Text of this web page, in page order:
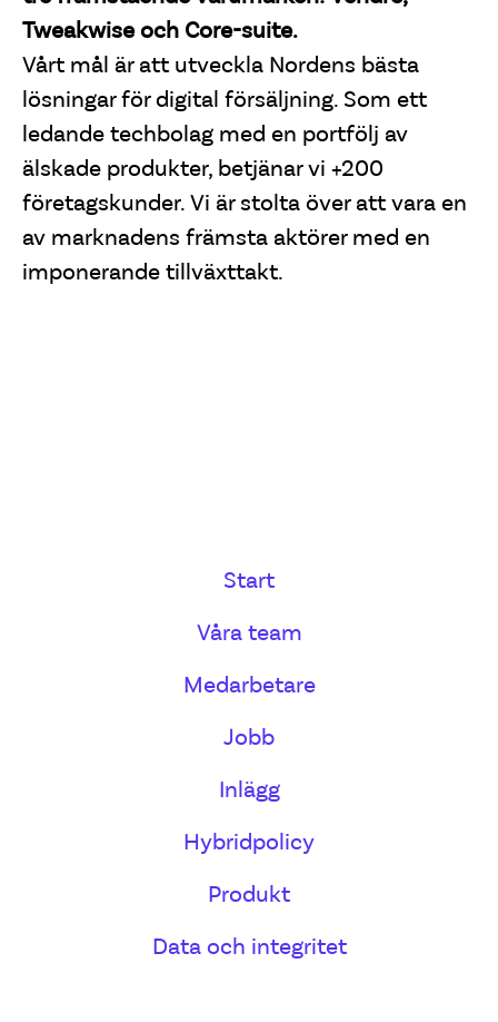
Tweakwise och Core-suite.
Vårt mål är att utveckla Nordens bästa
lösningar för digital försäljning. Som ett
ledande techbolag med en portfölj av
älskade produkter, betjänar vi +200
företagskunder. Vi är stolta över att vara en
av marknadens främsta aktörer med en
imponerande tillväxttakt.
Start
Våra team
Medarbetare
Jobb
Inlägg
Hybridpolicy
Produkt
Data och integritet